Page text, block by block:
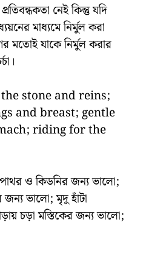
নেই কিন্তু যদি
মাধ্যমে নির্মুল করা
মতোই যাকে নির্মুল করার
stone and reins;
and breast; gentle
riding for the
ও কিডনির জন্য ভালো;
ভালো; মৃদু হাঁটা
চড়া মস্তিকের জন্য ভালো;